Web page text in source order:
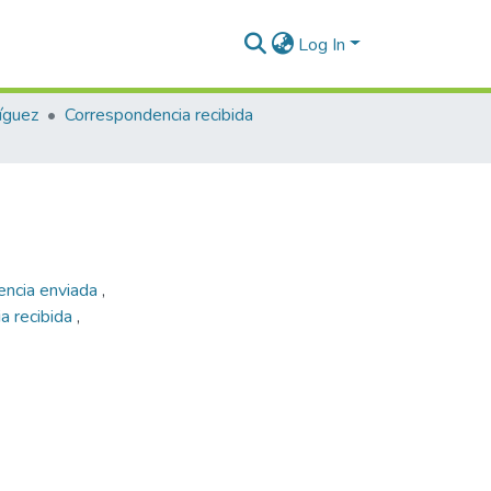
Log In
Correspondencia recibida
enviada ,
recibida ,